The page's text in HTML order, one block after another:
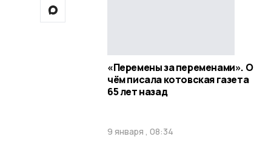
«Перемены за переменами». О
чём писала котовская газета
65 лет назад
9 января , 08:34